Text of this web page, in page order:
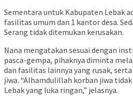
Sementara untuk Kabupaten Lebak
fasilitas umum dan 1 kantor desa.
Serang tidak ditemukan kerusakan.
Nana mengatakan sesuai dengan
pasca-gempa, pihaknya diminta
dan fasilitas lainnya yang rusak,
jiwa. “Alhamdulillah korban jiwa tidak
Lebak yang luka ringan,” jelasnya.